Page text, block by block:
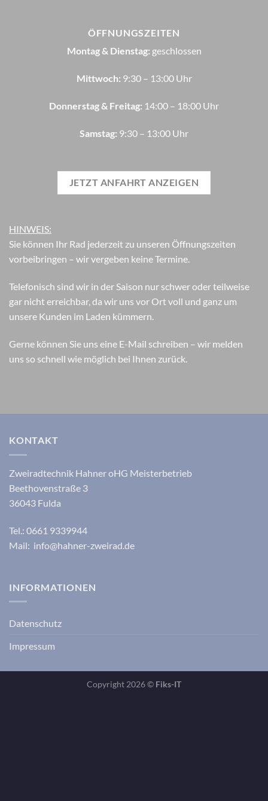
ÖFFNUNGSZEITEN
Montag & Dienstag: geschlossen
Mittwoch: 9:30 – 13:00 Uhr
Donnerstag & Freitag: 14:00 – 18:00 Uhr
Samstag: 9:30 – 13:00 Uhr
JETZT ANFAHRT ANZEIGEN
HINWEIS:
Sie können Ihr Rad jederzeit zu unseren Öffnungszeiten
vorbeibringen – wir vergeben keine Termine.
Telefonisch sind wir in der Saison nur schwer oder teilweise
gar nicht erreichbar, da wir uns vor Ort voll und ganz um
unsere Kunden im Laden kümmern.
Gerne können Sie uns eine E-Mail schreiben – wir melden
uns so schnell wie möglich bei Ihnen zurück.
KONTAKT
Zweiradtechnik Hahner oHG Meisterbetrieb
Beethovenstraße 3
36043 Fulda
Tel.: 0661 9339944
Mail: info@hahner-zweirad.de
INFORMATIONEN
Datenschutz
Impressum
Copyright 2026 © Fiks-IT